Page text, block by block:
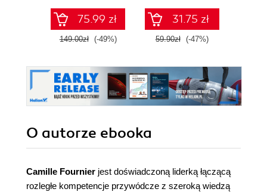
75.99 zł
149.00zł (-49%)
31.75 zł
59.90zł (-47%)
O autorze ebooka
Camille Fournier jest doświadczoną liderką łączącą
rozległe kompetencje przywódcze z szeroką wiedzą